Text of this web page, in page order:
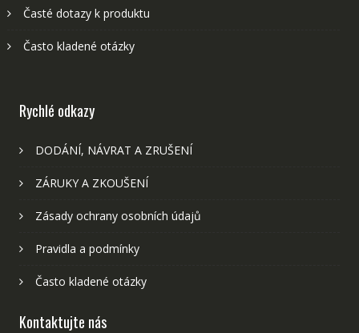
Časté dotazy k produktu
Často kladené otázky
Rychlé odkazy
DODÁNÍ, NÁVRAT A ZRUŠENÍ
ZÁRUKY A ZKOUŠENÍ
Zásady ochrany osobních údajů
Pravidla a podmínky
Často kladené otázky
Kontaktujte nás